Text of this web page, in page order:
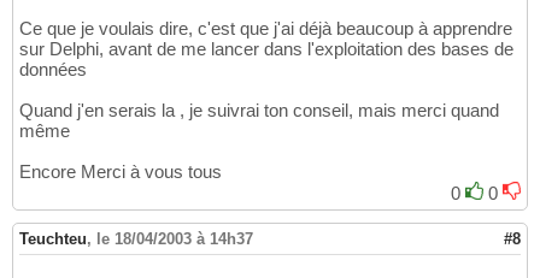
Ce que je voulais dire, c'est que j'ai déjà beaucoup à apprendre
sur Delphi, avant de me lancer dans l'exploitation des bases de
données
Quand j'en serais la , je suivrai ton conseil, mais merci quand
même
Encore Merci à vous tous
0
0
Teuchteu, le 18/04/2003 à 14h37 #8